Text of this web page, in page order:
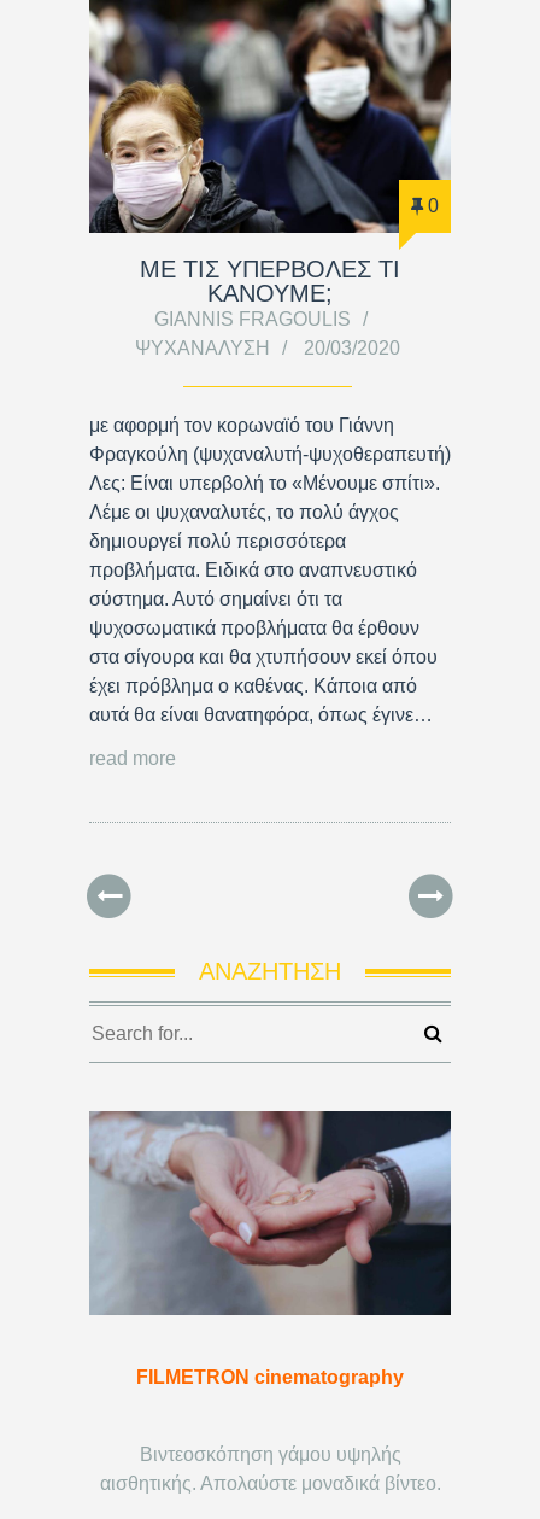
0
ΜΕ ΤΙΣ ΥΠΕΡΒΟΛΕΣ ΤΙ
ΚΑΝΟΥΜΕ;
GIANNIS FRAGOULIS
ΨΥΧΑΝΆΛΥΣΗ
20/03/2020
με αφορμή τον κορωναϊό του Γιάννη
Φραγκούλη (ψυχαναλυτή-ψυχοθεραπευτή)
Λες: Είναι υπερβολή το «Μένουμε σπίτι».
Λέμε οι ψυχαναλυτές, το πολύ άγχος
δημιουργεί πολύ περισσότερα
προβλήματα. Ειδικά στο αναπνευστικό
σύστημα. Αυτό σημαίνει ότι τα
ψυχοσωματικά προβλήματα θα έρθουν
στα σίγουρα και θα χτυπήσουν εκεί όπου
έχει πρόβλημα ο καθένας. Κάποια από
αυτά θα είναι θανατηφόρα, όπως έγινε…
read more
ΑΝΑΖΉΤΗΣΗ
FILMETRON cinematography
Βιντεοσκόπηση γάμου υψηλής
αισθητικής. Απολαύστε μοναδικά βίντεο.